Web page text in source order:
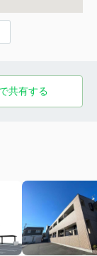
共有する